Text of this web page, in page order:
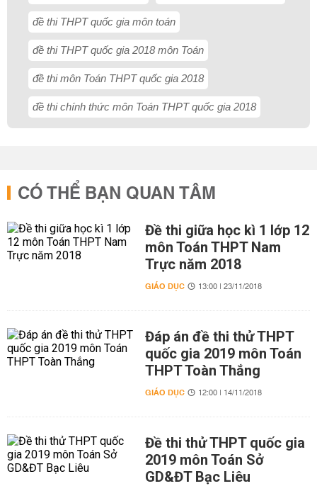
đề thi THPT quốc gia môn toán
đề thi THPT quốc gia 2018 môn Toán
đề thi môn Toán THPT quốc gia 2018
đề thi chính thức môn Toán THPT quốc gia 2018
CÓ THỂ BẠN QUAN TÂM
Đề thi giữa học kì 1 lớp 12
môn Toán THPT Nam
Trực năm 2018
GIÁO DỤC 13:00 | 23/11/2018
Đáp án đề thi thử THPT
quốc gia 2019 môn Toán
THPT Toàn Thắng
GIÁO DỤC 12:00 | 14/11/2018
Đề thi thử THPT quốc gia
2019 môn Toán Sở
GD&ĐT Bạc Liêu